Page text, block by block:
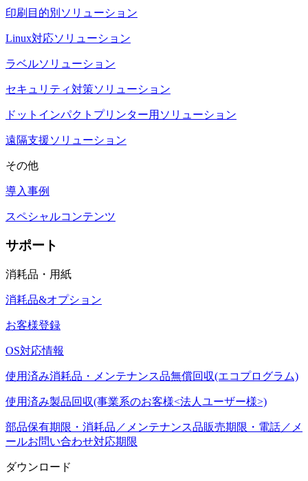
印刷目的別ソリューション
Linux対応ソリューション
ラベルソリューション
セキュリティ対策ソリューション
ドットインパクトプリンター用ソリューション
遠隔支援ソリューション
その他
導入事例
スペシャルコンテンツ
サポート
消耗品・用紙
消耗品&オプション
お客様登録
OS対応情報
使用済み消耗品・メンテナンス品無償回収(エコプログラム)
使用済み製品回収(事業系のお客様<法人ユーザー様>)
部品保有期限・消耗品／メンテナンス品販売期限・電話／メ
ールお問い合わせ対応期限
ダウンロード